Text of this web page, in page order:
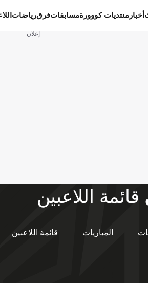
أخبار منتديات كووورةمسابقاتفرقرياضات
إعلان
قائمة اللاعبين
المباريات قائمة اللاعبين